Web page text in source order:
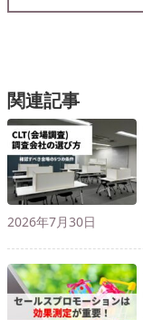
関連記事
2026年7月30日